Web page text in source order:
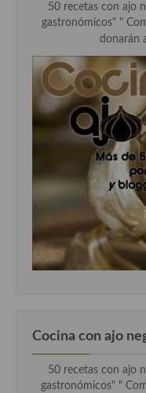
50 recetas con ajo
gastronómicos" "
donarán
Cocina con ajo
50 recetas con ajo
gastronómicos" "